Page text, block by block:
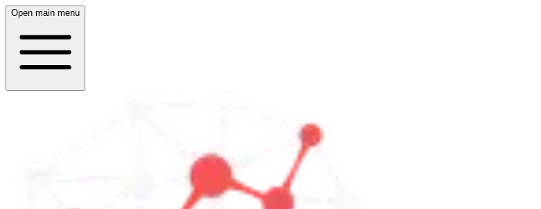
Open main menu